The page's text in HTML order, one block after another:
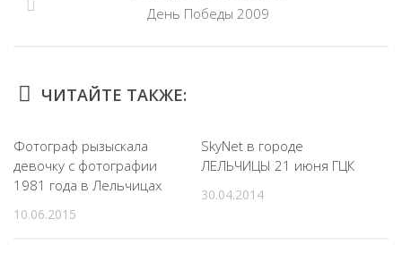
День Победы 2009
ЧИТАЙТЕ ТАКЖЕ:
Фотограф рызыскала
девочку с фотографии
1981 года в Лельчицах
10.06.2015
SkyNet в городе
ЛЕЛЬЧИЦЫ 21 июня ГЦК
30.04.2014